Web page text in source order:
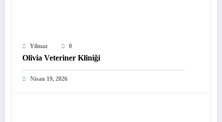
Yilmaz 0
Olivia Veteriner Kliniği
Nisan 19, 2026